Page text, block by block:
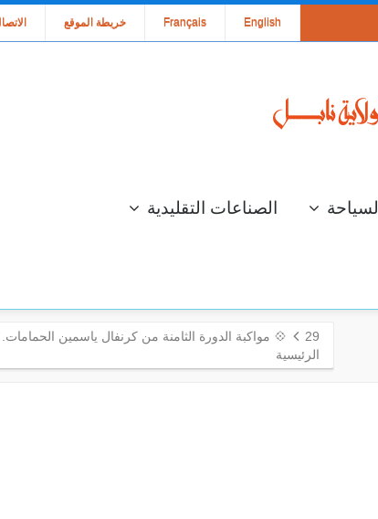
خريطة الموقع Français English
السياحة الصناعات التقليدية
29 💠 مواكبة الدورة الثامنة من كرنفال ياسمين الحمامات.
الرئيسية